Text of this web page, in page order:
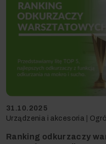
31.10.2025
Urządzenia i akcesoria
Ranking odkurzaczy